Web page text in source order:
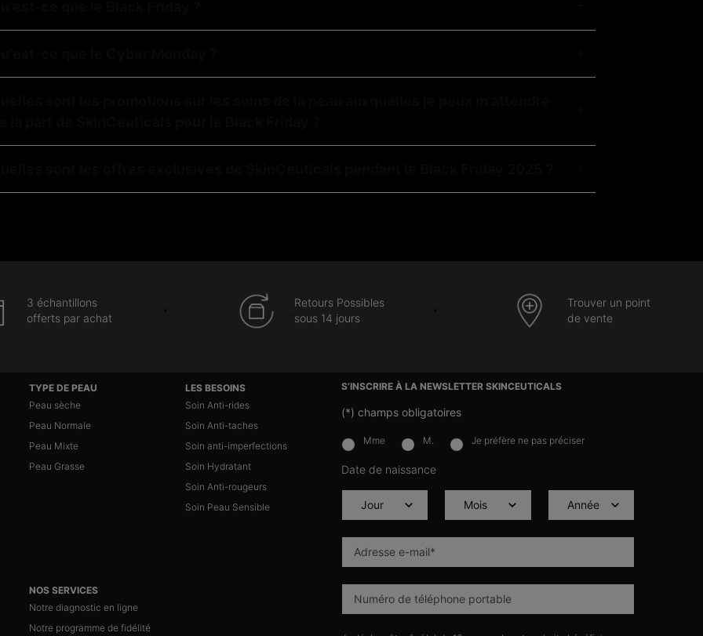
3 échantillons
offerts par achat
Retours Possibles
sous 14 jours
Trouver un point
de vente
TYPE DE PEAU
Peau sèche
Peau Normale
Peau Mixte
Peau Grasse
LES BESOINS
Soin Anti-rides
Soin Anti-taches
Soin anti-imperfections
Soin Hydratant
Soin Anti-rougeurs
Soin Peau Sensible
NOS SERVICES
Notre diagnostic en ligne
Notre programme de fidélité
S’INSCRIRE À LA NEWSLETTER SKINCEUTICALS
(*) champs obligatoires
newslettersignup.title.legend
Mme M. Je préfère ne pas préciser
Date de naissance
Adresse e-mail*
Numéro de téléphone portable